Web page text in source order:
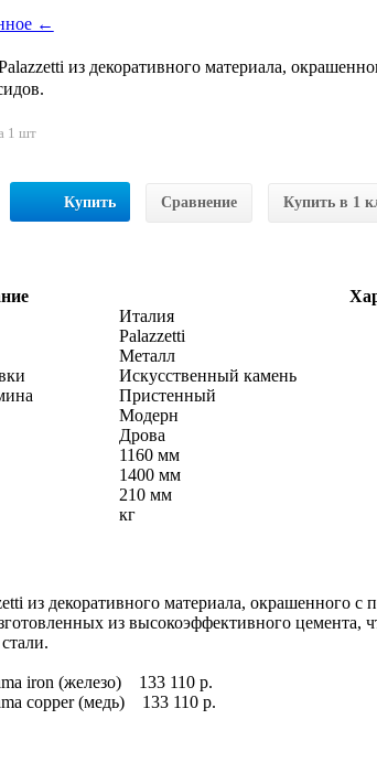
←
из декоративного материала,
1 шт
Купить Сравнение Купить в 1
Италия
Palazzetti
Металл
Искусственный камень
Пристенный
Модерн
Дрова
1160 мм
1400 мм
210 мм
кг
из декоративного материала, окрашенного
из высокоэффективного цемента,
iron (железо) 133 110 р.
copper (медь) 133 110 р.